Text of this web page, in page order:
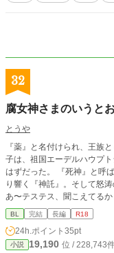
32
腐女神さまのいうと
とうや
『薬』と名付けられ、王族
子は、祖国エーデルハウプ
はずだった。 『死神』と呼ばれた辺境伯と目と目を合わせた瞬間、頭の中に鳴
り響く『神託』。そして怒涛
あ〜テステス、聞こえてるかしら？二
姉！？」 神託の女神はまさかの姉。ただし前世の。しかも腐った。 『やった
あ！やっと通じたわぁ！さ
と愛し合うの！(ハアハア…)』 「っ？？？(ええええええええええ！？)」 そ
頃、死神辺境伯は初めての恋に戸惑ってい
BL 完結 長編 R18
24h.ポイント 35pt
小説 19,190 位 / 228,743